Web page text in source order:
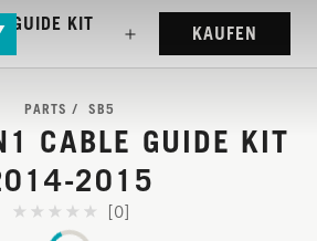
GUIDE KIT
KAUFEN
PARTS SB5
CABLE GUIDE KIT
2015
[0]